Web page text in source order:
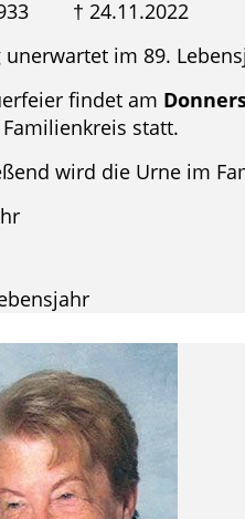
† 24.11.2022
im 89.
findet am
statt.
wird die Urne im